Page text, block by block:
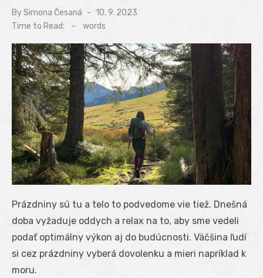
BySimona Česaná
Posted
on
10. 9. 2023
Time to Read:
- words
Prázdniny sú tu a telo to podvedome vie tiež. Dnešná
doba vyžaduje oddych a relax na to, aby sme vedeli
podať optimálny výkon aj do budúcnosti. Väčšina ľudí
si cez prázdniny vyberá dovolenku a mieri napríklad k
moru.